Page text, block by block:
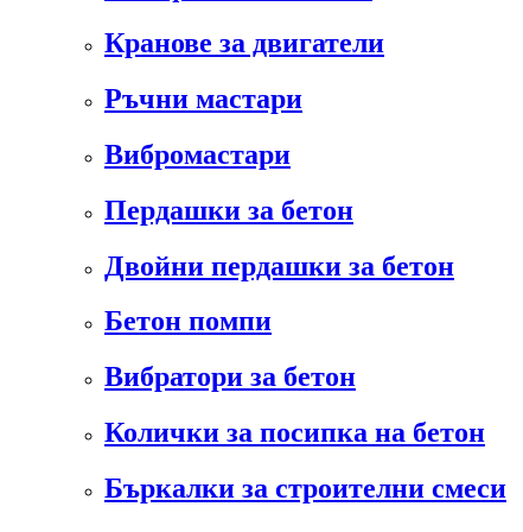
Кранове за двигатели
Ръчни мастари
Вибромастари
Пердашки за бетон
Двойни пердашки за бетон
Бетон помпи
Вибратори за бетон
Колички за посипка на бетон
Бъркалки за строителни смеси